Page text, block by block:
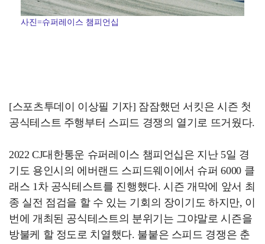
사진=슈퍼레이스 챔피언십
[스포츠투데이 이상필 기자] 잠잠했던 서킷은 시즌 첫
공식테스트 주행부터 스피드 경쟁의 열기로 뜨거웠다.
2022 CJ대한통운 슈퍼레이스 챔피언십은 지난 5일 경
기도 용인시의 에버랜드 스피드웨이에서 슈퍼 6000 클
래스 1차 공식테스트를 진행했다. 시즌 개막에 앞서 최
종 실전 점검을 할 수 있는 기회의 장이기도 하지만, 이
번에 개최된 공식테스트의 분위기는 그야말로 시즌을
방불케 할 정도로 치열했다. 불붙은 스피드 경쟁은 춘